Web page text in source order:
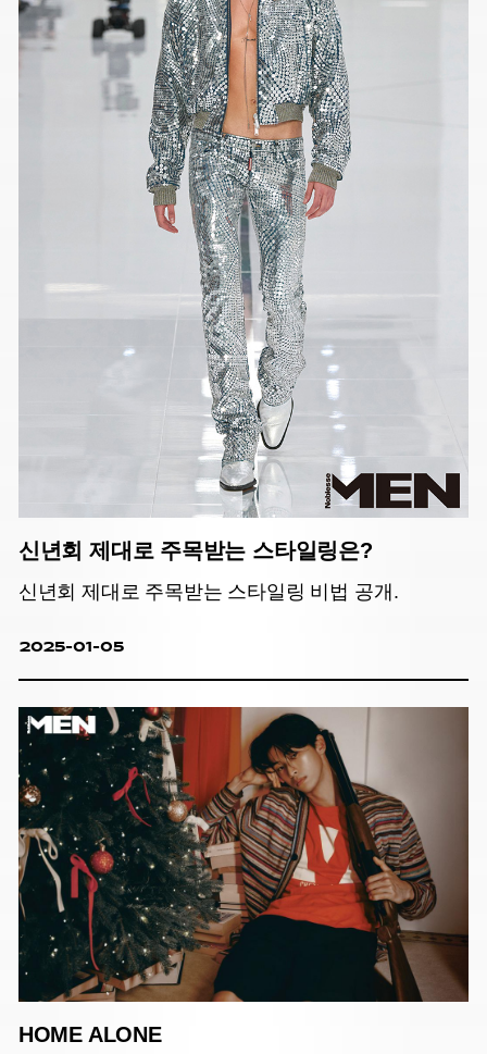
신년회 제대로 주목받는 스타일링은?
신년회 제대로 주목받는 스타일링 비법 공개.
2025-01-05
HOME ALONE